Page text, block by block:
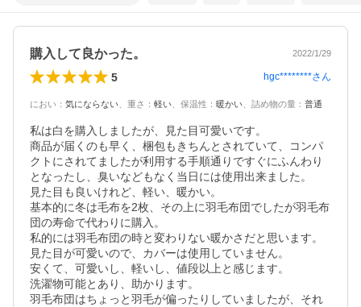
購入して良かった。 2022/1/29
5 hgc********さん
におい ： 気にならない 重さ ： 軽い 保温性 ： 暖かい 詰め物の量 ： 普通
私は白を購入しましたが、見た目可愛いです。
商品が届くのも早く、梱包もきちんとされていて、コンパ
クトにされてましたが利用する手順通りですぐにふんわり
となったし、臭いなどもなく当日には使用出来ました。
見た目も良いけれど、軽い、暖かい。
基本的に冬は毛布を2枚、その上に羽毛布団でしたが羽毛布
団の寿命で代わりに購入。
私的には羽毛布団の時と変わりない暖かさだと思います。
見た目が可愛いので、カバーは使用していません。
安くて、可愛いし、軽いし、値段以上と感じます。
洗濯物可能とあり、助かります。
羽毛布団はちょっと羽毛が偏ったりしていましたが、それ